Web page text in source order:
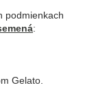
podmienkach
:
Gelato.